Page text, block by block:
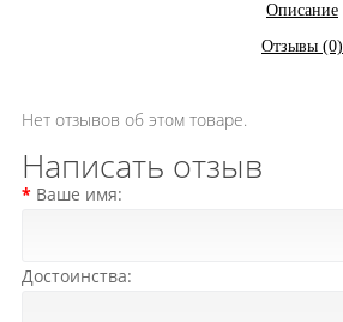
Описание
Отзывы (0)
Нет отзывов об этом товаре.
Написать отзыв
Ваше имя:
Достоинства: